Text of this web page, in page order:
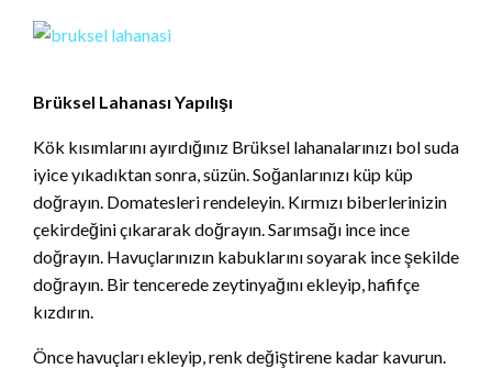
Brüksel Lahanası Yapılışı
Kök kısımlarını ayırdığınız Brüksel lahanalarınızı bol suda
iyice yıkadıktan sonra, süzün. Soğanlarınızı küp küp
doğrayın. Domatesleri rendeleyin. Kırmızı biberlerinizin
çekirdeğini çıkararak doğrayın. Sarımsağı ince ince
doğrayın. Havuçlarınızın kabuklarını soyarak ince şekilde
doğrayın. Bir tencerede zeytinyağını ekleyip, hafifçe
kızdırın.
Önce havuçları ekleyip, renk değiştirene kadar kavurun.